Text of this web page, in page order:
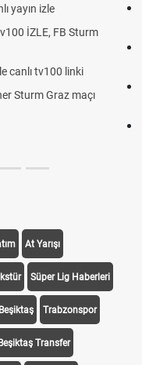
Yükselecek mi, Yükselir
Yargı Paketi Resmî
- Sturm Graz
Saat Kaçta, Hangi
Avrupa Maçı Ne
At Yarışı
Süper Lig Haberleri
Beşiktaş Trabzonspor
Beşiktaş Transfer